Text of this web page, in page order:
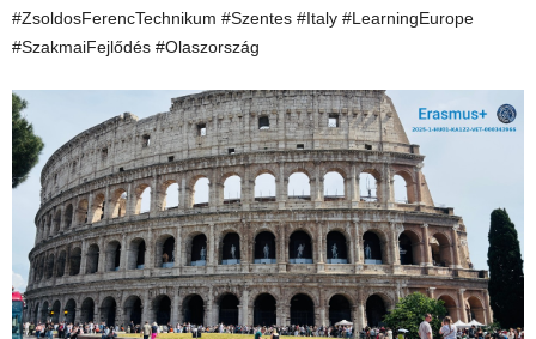
#ZsoldosFerencTechnikum #Szentes #Italy #LearningEurope
#SzakmaiFejlődés #Olaszország